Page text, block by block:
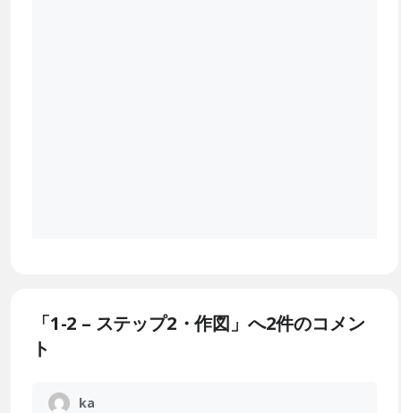
「1-2 – ステップ2・作図」へ2件のコメン
ト
ka